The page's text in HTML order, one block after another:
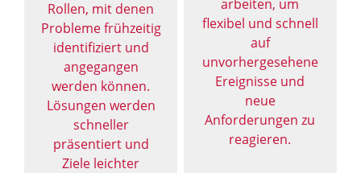
Rollen, mit denen
Probleme frühzeitig
identifiziert und
angegangen
werden können.
Lösungen werden
schneller
präsentiert und
Ziele leichter
arbeiten, um
flexibel und schnell
auf
unvorhergesehene
Ereignisse und
neue
Anforderungen zu
reagieren.